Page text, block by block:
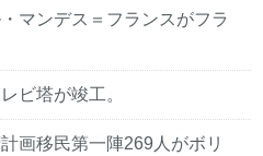
マンデス＝フランスがフラ
ビ塔が竣工。
画移民第一陣269人がボリ